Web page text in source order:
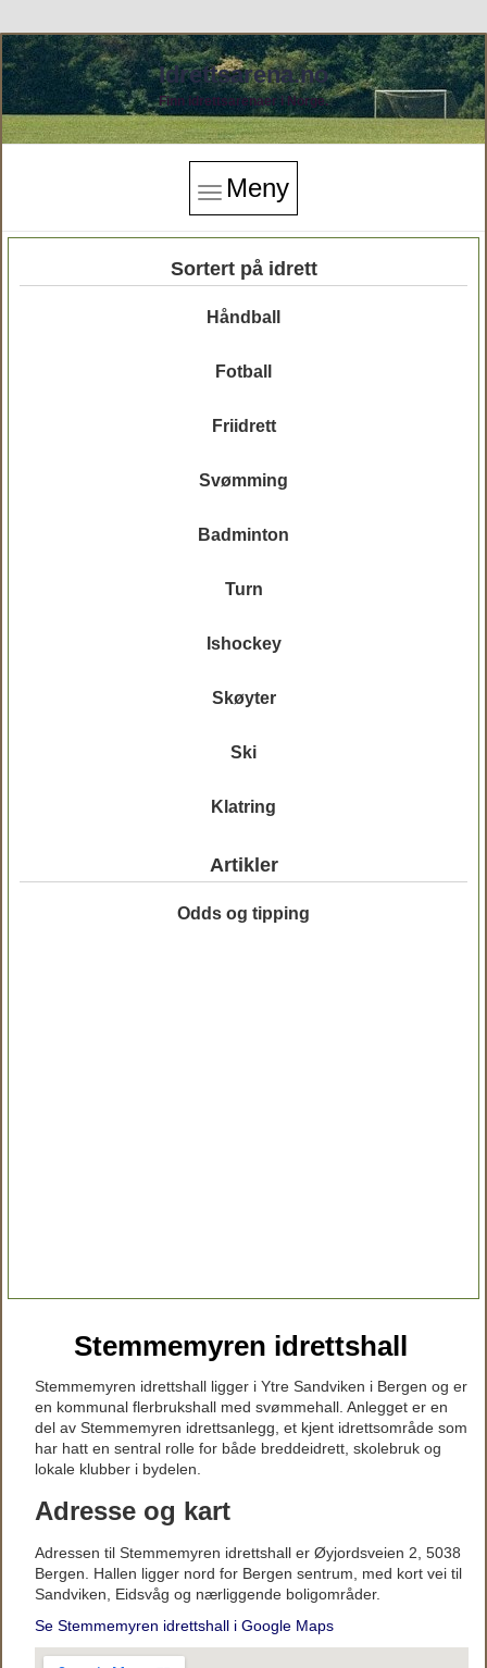
Idrettsarena.no
Finn idrettsarenaer i Norge.
Meny
Sortert på idrett
Håndball
Fotball
Friidrett
Svømming
Badminton
Turn
Ishockey
Skøyter
Ski
Klatring
Artikler
Odds og tipping
Stemmemyren idrettshall
Stemmemyren idrettshall ligger i Ytre Sandviken i Bergen og er
en kommunal flerbrukshall med svømmehall. Anlegget er en
del av Stemmemyren idrettsanlegg, et kjent idrettsområde som
har hatt en sentral rolle for både breddeidrett, skolebruk og
lokale klubber i bydelen.
Adresse og kart
Adressen til Stemmemyren idrettshall er Øyjordsveien 2, 5038
Bergen. Hallen ligger nord for Bergen sentrum, med kort vei til
Sandviken, Eidsvåg og nærliggende boligområder.
Se Stemmemyren idrettshall i Google Maps